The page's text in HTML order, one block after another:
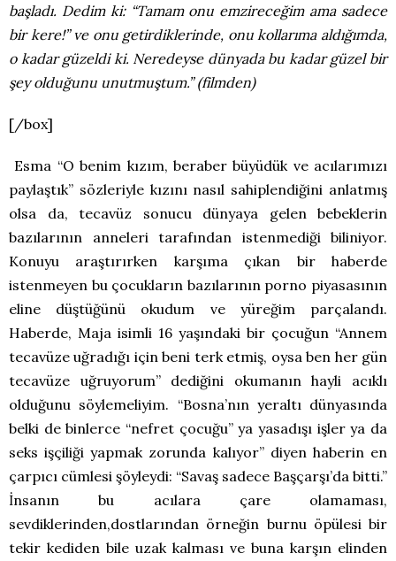
başladı. Dedim ki: “Tamam onu emzireceğim ama sadece
bir kere!” ve onu getirdiklerinde, onu kollarıma aldığımda,
o kadar güzeldi ki. Neredeyse dünyada bu kadar güzel bir
şey olduğunu unutmuştum.” (filmden)
[/box]
Esma “O benim kızım, beraber büyüdük ve acılarımızı
paylaştık” sözleriyle kızını nasıl sahiplendiğini anlatmış
olsa da, tecavüz sonucu dünyaya gelen bebeklerin
bazılarının anneleri tarafından istenmediği biliniyor.
Konuyu araştırırken karşıma çıkan bir haberde
istenmeyen bu çocukların bazılarının porno piyasasının
eline düştüğünü okudum ve yüreğim parçalandı.
Haberde, Maja isimli 16 yaşındaki bir çocuğun “Annem
tecavüze uğradığı için beni terk etmiş, oysa ben her gün
tecavüze uğruyorum” dediğini okumanın hayli acıklı
olduğunu söylemeliyim. “Bosna’nın yeraltı dünyasında
belki de binlerce “nefret çocuğu” ya yasadışı işler ya da
seks işçiliği yapmak zorunda kalıyor” diyen haberin en
çarpıcı cümlesi şöyleydi: “Savaş sadece Başçarşı’da bitti.”
İnsanın bu acılara çare olamaması,
sevdiklerinden,dostlarından örneğin burnu öpülesi bir
tekir kediden bile uzak kalması ve buna karşın elinden